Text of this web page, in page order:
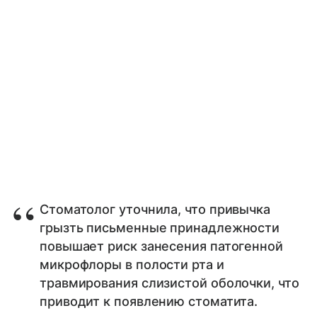
Стоматолог уточнила, что привычка
грызть письменные принадлежности
повышает риск занесения патогенной
микрофлоры в полости рта и
травмирования слизистой оболочки, что
приводит к появлению стоматита.